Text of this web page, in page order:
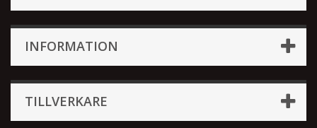
INFORMATION
TILLVERKARE